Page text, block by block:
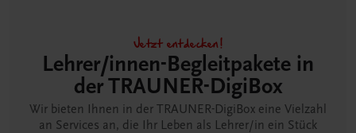
Jetzt entdecken!
Lehrer/innen-Begleitpakete in
der TRAUNER-DigiBox
Wir bieten Ihnen in der TRAUNER-DigiBox eine Vielzahl
an Services an, die Ihr Leben als Lehrer/in ein Stück